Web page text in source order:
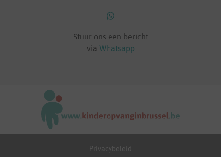
Stuur ons een bericht
via Whatsapp
Privacybeleid